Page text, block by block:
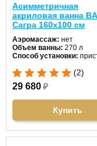
Асимметричная
акриловая ванна
Сагра 160х100 см
Аэромассаж: нет
Объем ванны: 270 л
Способ установки:
Длина: 160 см
Ширина:
Цвет:белый
акрил
Гидромассаж:
(2)
29 680₽
Купить